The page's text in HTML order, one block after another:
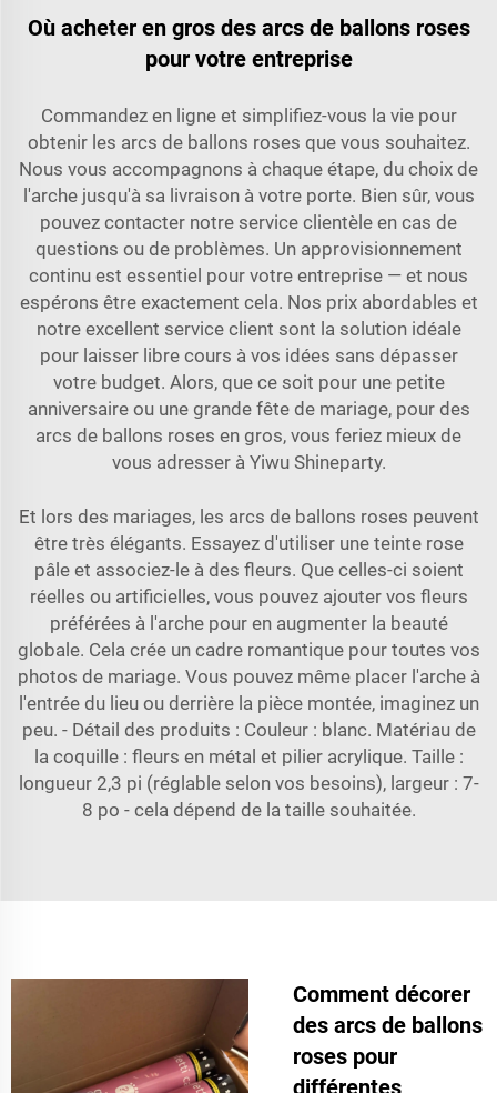
Où acheter en gros des arcs de ballons roses
pour votre entreprise
Commandez en ligne et simplifiez-vous la vie pour
obtenir les arcs de ballons roses que vous souhaitez.
Nous vous accompagnons à chaque étape, du choix de
l'arche jusqu'à sa livraison à votre porte. Bien sûr, vous
pouvez contacter notre service clientèle en cas de
questions ou de problèmes. Un approvisionnement
continu est essentiel pour votre entreprise — et nous
espérons être exactement cela. Nos prix abordables et
notre excellent service client sont la solution idéale
pour laisser libre cours à vos idées sans dépasser
votre budget. Alors, que ce soit pour une petite
anniversaire ou une grande fête de mariage, pour des
arcs de ballons roses en gros, vous feriez mieux de
vous adresser à Yiwu Shineparty.
Et lors des mariages, les arcs de ballons roses peuvent
être très élégants. Essayez d'utiliser une teinte rose
pâle et associez-le à des fleurs. Que celles-ci soient
réelles ou artificielles, vous pouvez ajouter vos fleurs
préférées à l'arche pour en augmenter la beauté
globale. Cela crée un cadre romantique pour toutes vos
photos de mariage. Vous pouvez même placer l'arche à
l'entrée du lieu ou derrière la pièce montée, imaginez un
peu. - Détail des produits : Couleur : blanc. Matériau de
la coquille : fleurs en métal et pilier acrylique. Taille :
longueur 2,3 pi (réglable selon vos besoins), largeur : 7-
8 po - cela dépend de la taille souhaitée.
Comment décorer
des arcs de ballons
roses pour
différentes